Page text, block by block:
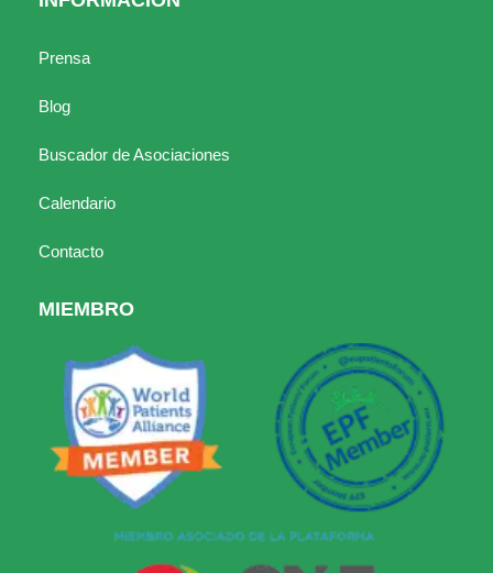
Prensa
Blog
Buscador de Asociaciones
Calendario
Contacto
MIEMBRO